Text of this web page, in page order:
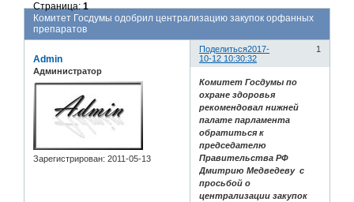
Комитет Госдумы одобрил централизацию закупок орфанных
препаратов
Страница:1
Поделиться 1
2017-
10-12 10:30:32
Admin
Администратор
Зарегистрирован: 2011-05-13
Комитет Госдумы по
охране здоровья
рекомендовал нижней
палате парламента
обратиться к
председателю
Правительства РФ
Дмитрию Медведеву с
просьбой о
централизации закупок